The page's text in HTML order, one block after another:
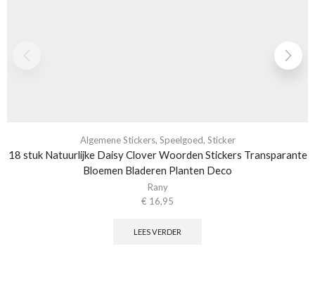
Algemene Stickers, Speelgoed, Sticker
18 stuk Natuurlijke Daisy Clover Woorden Stickers Transparante
Bloemen Bladeren Planten Deco
Rany
€ 16,95
LEES VERDER